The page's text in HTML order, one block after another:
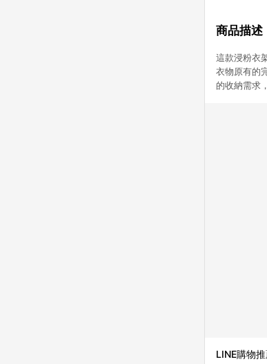
商品描述
這款浸粉衣
衣物原有的
的收納需求
LINE購物